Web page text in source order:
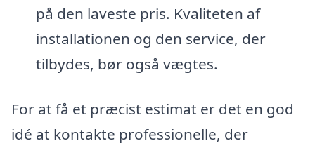
på den laveste pris. Kvaliteten af
installationen og den service, der
tilbydes, bør også vægtes.
For at få et præcist estimat er det en god
idé at kontakte professionelle, der